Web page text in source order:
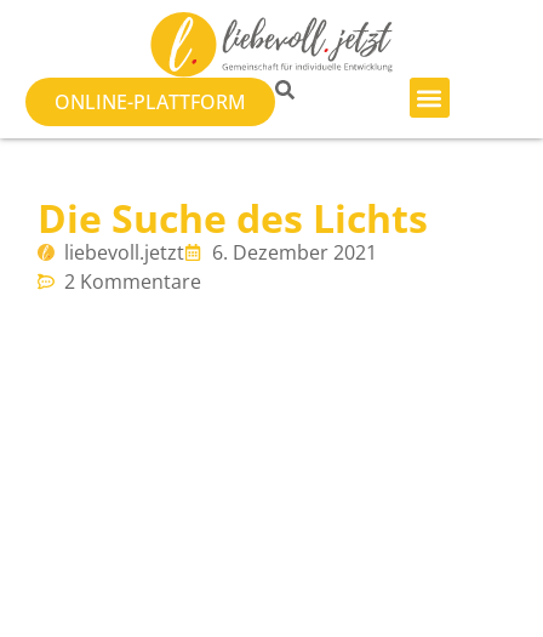
ONLINE-PLATTFORM
Die Suche des Lichts
liebevoll.jetzt
6. Dezember 2021
2 Kommentare